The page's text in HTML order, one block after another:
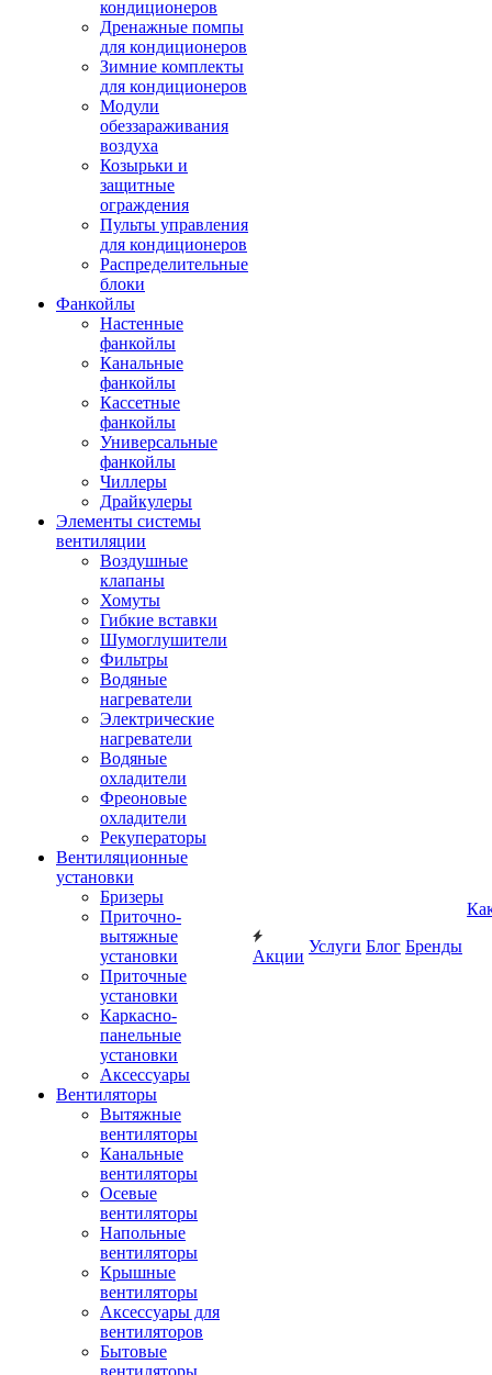
кондиционеров
Дренажные помпы
для кондиционеров
Зимние комплекты
для кондиционеров
Модули
обеззараживания
воздуха
Козырьки и
защитные
ограждения
Пульты управления
для кондиционеров
Распределительные
блоки
Фанкойлы
Настенные
фанкойлы
Канальные
фанкойлы
Кассетные
фанкойлы
Универсальные
фанкойлы
Чиллеры
Драйкулеры
Элементы системы
вентиляции
Воздушные
клапаны
Хомуты
Гибкие вставки
Шумоглушители
Фильтры
Водяные
нагреватели
Электрические
нагреватели
Водяные
охладители
Фреоновые
охладители
Рекуператоры
Вентиляционные
установки
Бризеры
Приточно-
вытяжные
установки
Приточные
установки
Каркасно-
панельные
установки
Аксессуары
Вентиляторы
Вытяжные
вентиляторы
Канальные
вентиляторы
Осевые
вентиляторы
Напольные
вентиляторы
Крышные
вентиляторы
Аксессуары для
вентиляторов
Бытовые
вентиляторы
Акции
Услуги Блог Бренды